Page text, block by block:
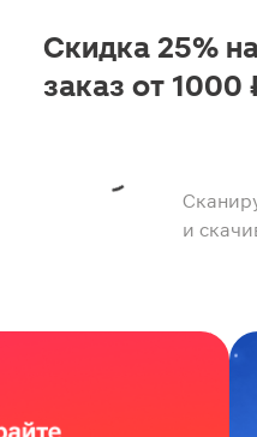
и
Скидка 25%
заказ от 1000